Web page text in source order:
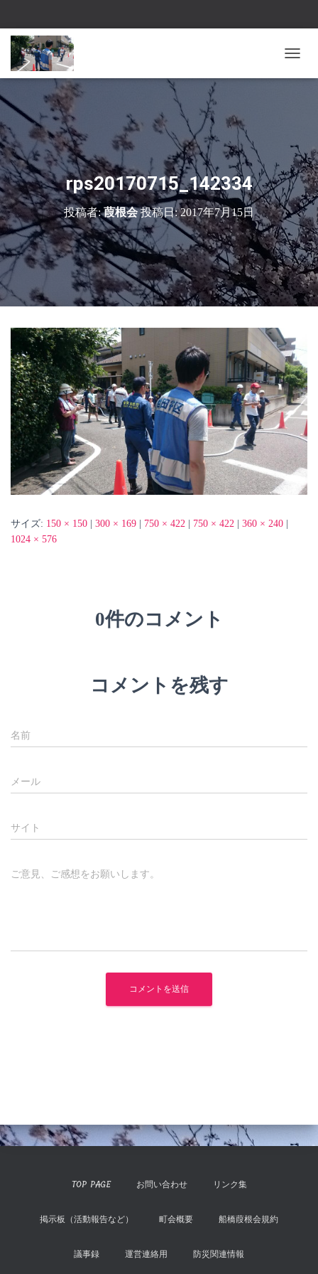
ビ
ン
を
切
り
替
え
rps20170715_142334
投稿者:葭根会投稿日:2017年7月15日
サイズ: 150 × 150 300 × 169 750 × 422 750 × 422 360 × 240
1024 × 576
0件のコメント
コメントを残す
名前
メール
サイト
ご意見、ご感想をお願いします。
TOP PAGE お問い合わせ リンク集
掲示板（活動報告など） 町会概要 船橋葭根会規約
議事録 運営連絡用 防災関連情報